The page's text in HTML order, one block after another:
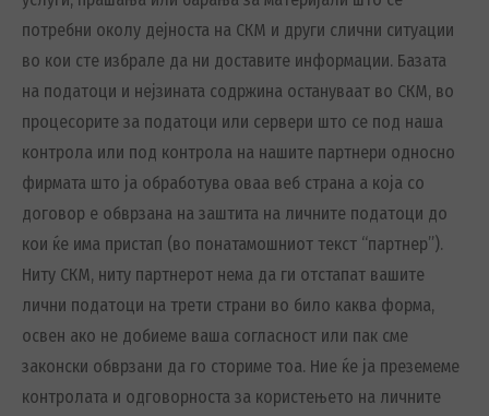
потребни околу дејноста на СКМ и други слични ситуации
во кои сте избрале да ни доставите информации. Базата
на податоци и нејзината содржина остануваат во СКМ, во
процесорите за податоци или сервери што се под наша
контрола или под контрола на нашите партнери односно
фирмата што ја обработува оваа веб страна а која со
договор е обврзана на заштита на личните податоци до
кои ќе има пристап (во понатамошниот текст “партнер”).
Ниту СКМ, ниту партнерот нема да ги отстапат вашите
лични податоци на трети страни во било каква форма,
освен ако не добиеме ваша согласност или пак сме
законски обврзани да го сториме тоа. Ние ќе ја преземеме
контролата и одговорноста за користењето на личните